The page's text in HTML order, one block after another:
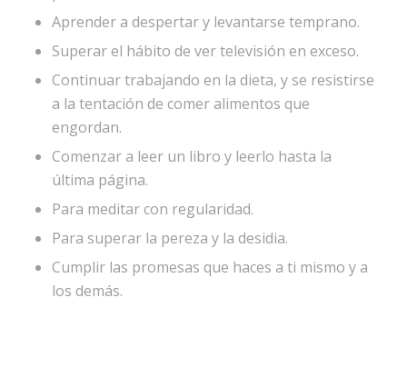
Aprender a despertar y levantarse temprano.
Superar el hábito de ver televisión en exceso.
Continuar trabajando en la dieta, y se resistirse
a la tentación de comer alimentos que
engordan.
Comenzar a leer un libro y leerlo hasta la
última página.
Para meditar con regularidad.
Para superar la pereza y la desidia.
Cumplir las promesas que haces a ti mismo y a
los demás.